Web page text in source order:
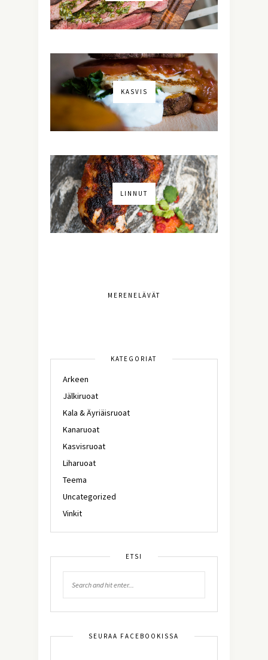
KASVIS
LINNUT
MERENELÄVÄT
KATEGORIAT
Arkeen
Jälkiruoat
Kala & Äyriäisruoat
Kanaruoat
Kasvisruoat
Liharuoat
Teema
Uncategorized
Vinkit
ETSI
SEURAA FACEBOOKISSA